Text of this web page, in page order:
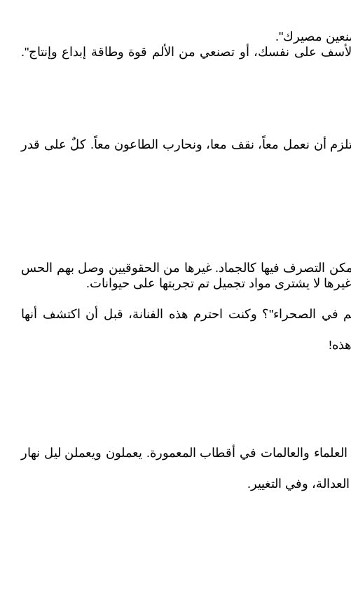
مصيرك".
على نفسك، أو تصنعي من الألم قوة وطاقة إبداع وإنتاج".
أن نعمل معاً، نقف معا، ونحارب الطاعون معاً. كلٌ على قدر
التصرف فيها كالجماد. غيرها من الحقوقيين وصل بهم الحس
لا يشترى مواد تجميل تم تجربتها على حيوانات.
الصحراء"؟ وكنت احترم هذه الفنانة، قبل أن اكتشف أنها
والعالمات في أقطاب المعمورة. يعملون ويعملن ليل نهار
وفي التغيير.